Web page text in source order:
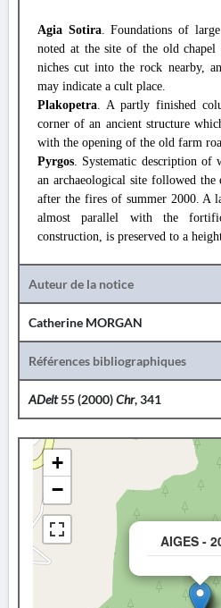
Agia Sotira. Foundations of
noted at the site of the old
niches cut into the rock nearby,
may indicate a cult place.
Plakopetra. A partly finished
corner of an ancient structure
with the opening of the old farm
Pyrgos. Systematic description of
an archaeological site followed
after the fires of summer 2000. A
almost parallel with the
construction, is preserved to a
Auteur de la notice
Catherine MORGAN
Références bibliographiques
ADelt55 (2000)Chr, 341
AIGES -
+
−